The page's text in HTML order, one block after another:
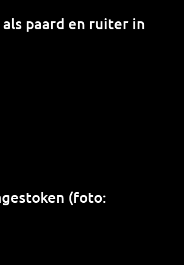
paard en ruiter in
(foto: